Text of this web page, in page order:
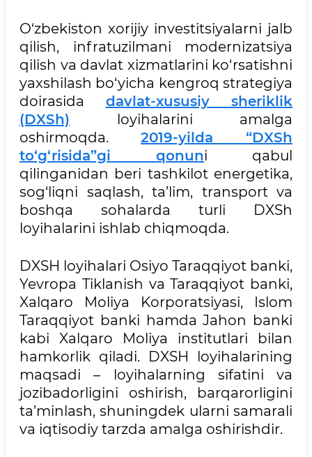
O‘zbekiston xorijiy investitsiyalarni jalb
qilish, infratuzilmani modernizatsiya
qilish va davlat xizmatlarini ko‘rsatishni
yaxshilash bo‘yicha kengroq strategiya
doirasida davlat-xususiy sheriklik
(DXSh) loyihalarini amalga
oshirmoqda. 2019-yilda “DXSh
to‘g‘risida”gi qonuni qabul
qilinganidan beri tashkilot energetika,
sog‘liqni saqlash, ta’lim, transport va
boshqa sohalarda turli DXSh
loyihalarini ishlab chiqmoqda.
DXSH loyihalari Osiyo Taraqqiyot banki,
Yevropa Tiklanish va Taraqqiyot banki,
Xalqaro Moliya Korporatsiyasi, Islom
Taraqqiyot banki hamda Jahon banki
kabi Xalqaro Moliya institutlari bilan
hamkorlik qiladi. DXSH loyihalarining
maqsadi – loyihalarning sifatini va
jozibadorligini oshirish, barqarorligini
ta’minlash, shuningdek ularni samarali
va iqtisodiy tarzda amalga oshirishdir.